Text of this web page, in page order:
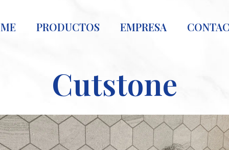
PRODUCTOS EMPRESA
Cutstone